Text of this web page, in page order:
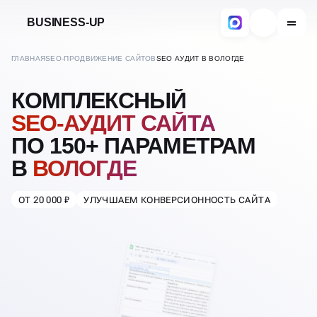
BUSINESS-UP
ГЛАВНАЯSEO-ПРОДВИЖЕНИЕ САЙТОВSEO АУДИТ В ВОЛОГДЕ
КОМПЛЕКСНЫЙ
SEO-АУДИТ САЙТА
ПО 150+ ПАРАМЕТРАМ
В ВОЛОГДЕ
ОТ 20 000 ₽ УЛУЧШАЕМ КОНВЕРСИОННОСТЬ САЙТА